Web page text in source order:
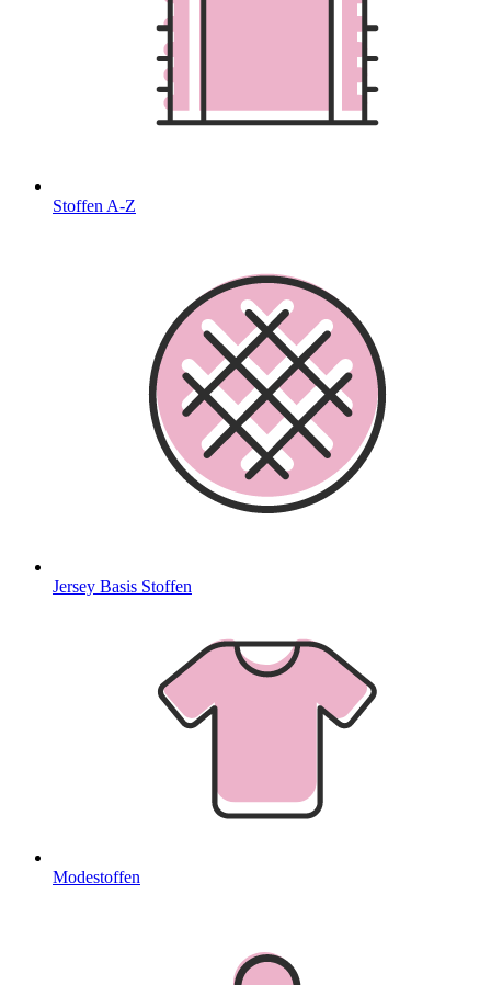
Stoffen A-Z
Jersey Basis Stoffen
Modestoffen